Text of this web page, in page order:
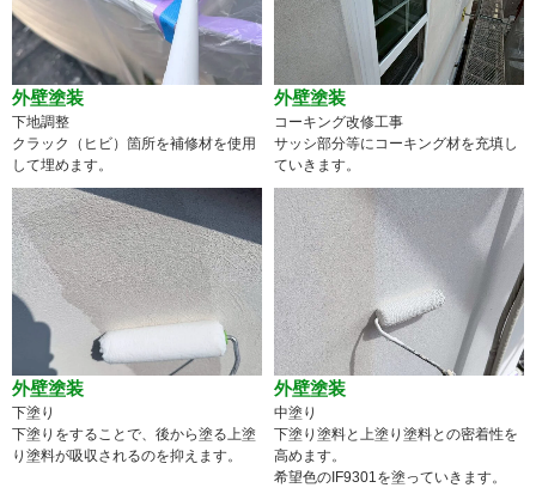
外壁塗装
下地調整
クラック（ヒビ）箇所を補修材を使用
して埋めます。
外壁塗装
コーキング改修工事
サッシ部分等にコーキング材を充填し
ていきます。
外壁塗装
下塗り
下塗りをすることで、後から塗る上塗
り塗料が吸収されるのを抑えます。
外壁塗装
中塗り
下塗り塗料と上塗り塗料との密着性を
高めます。
希望色のIF9301を塗っていきます。